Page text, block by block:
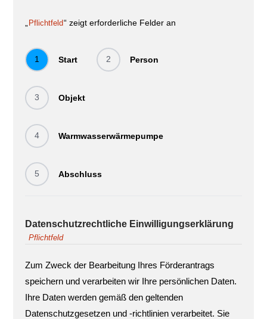
Pflichtfeld“ zeigt erforderliche Felder an
1 Start 2 Person
3 Objekt
4 Warmwasserwärmepumpe
5 Abschluss
Datenschutzrechtliche Einwilligungserklärung
Pflichtfeld
Zum Zweck der Bearbeitung Ihres Förderantrags
speichern und verarbeiten wir Ihre persönlichen Daten.
Ihre Daten werden gemäß den geltenden
Datenschutzgesetzen und -richtlinien verarbeitet. Sie